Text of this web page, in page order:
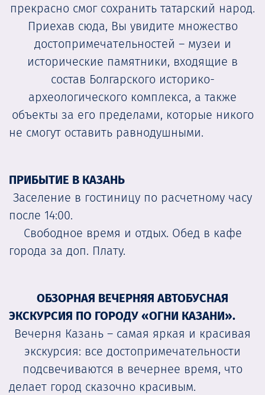
прекрасно смог сохранить татарский народ.
Приехав сюда, Вы увидите множество
достопримечательностей – музеи и
исторические памятники, входящие в
состав Болгарского историко-
археологического комплекса, а также
объекты за его пределами, которые никого
не смогут оставить равнодушными.
ПРИБЫТИЕ В КАЗАНЬ
Заселение в гостиницу по расчетному часу
после 14:00.
Свободное время и отдых. Обед в кафе
города за доп. Плату.
ОБЗОРНАЯ ВЕЧЕРНЯЯ АВТОБУСНАЯ
ЭКСКУРСИЯ ПО ГОРОДУ «ОГНИ КАЗАНИ».
Вечерня Казань – самая яркая и красивая
экскурсия: все достопримечательности
подсвечиваются в вечернее время, что
делает город сказочно красивым.